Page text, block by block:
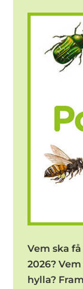
Vem ska
2026?
hylla?